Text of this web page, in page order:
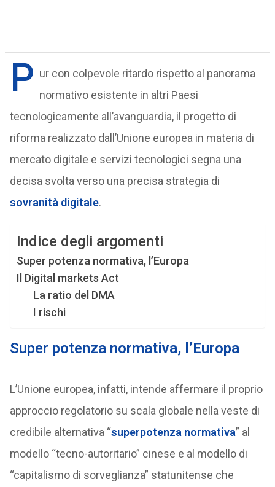
P ur con colpevole ritardo rispetto al panorama
normativo esistente in altri Paesi
tecnologicamente all’avanguardia, il progetto di
riforma realizzato dall’Unione europea in materia di
mercato digitale e servizi tecnologici segna una
decisa svolta verso una precisa strategia di
sovranità digitale.
Indice degli argomenti
Super potenza normativa, l’Europa
Il Digital markets Act
La ratio del DMA
I rischi
Super potenza normativa, l’Europa
L’Unione europea, infatti, intende affermare il proprio
approccio regolatorio su scala globale nella veste di
credibile alternativa “superpotenza normativa” al
modello “tecno-autoritario” cinese e al modello di
“capitalismo di sorveglianza” statunitense che